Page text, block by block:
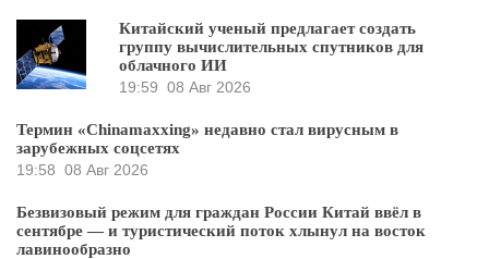
Китайский ученый предлагает создать
группу вычислительных спутников для
облачного ИИ
19:59 08 Авг 2026
Термин «Chinamaxxing» недавно стал вирусным в
зарубежных соцсетях
19:58 08 Авг 2026
Безвизовый режим для граждан России Китай ввёл в
сентябре — и туристический поток хлынул на восток
лавинообразно